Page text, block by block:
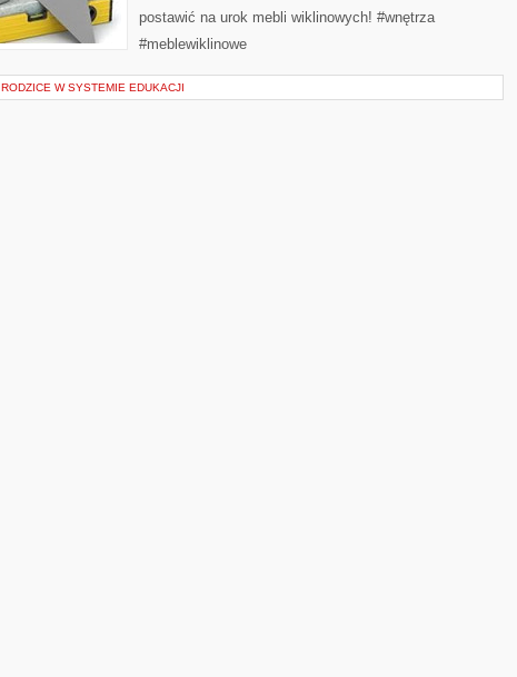
postawić na urok mebli wiklinowych! #wnętrza
#meblewiklinowe
RODZICE W SYSTEMIE EDUKACJI